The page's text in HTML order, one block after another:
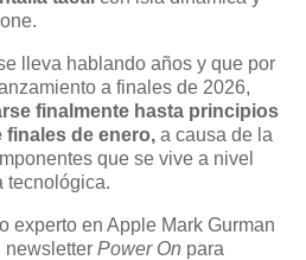
lleva hablando años y que por
a finales de 2026,
finalmente hasta principios
finales de enero, a causa de la
que se vive a nivel
tecnológica.
experto en Apple Mark Gurman
newsletter Power On para